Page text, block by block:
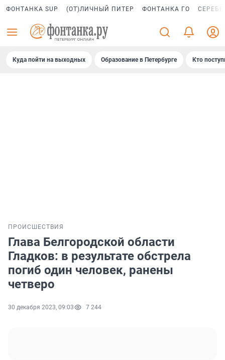
ФОНТАНКА SUP (ОТ)ЛИЧНЫЙ ПИТЕР ФОНТАНКА ГО
Куда пойти на выходных Образование в Петербурге Кто
ПРОИСШЕСТВИЯ
Глава Белгородской области
Гладков: в результате обстрела
погиб один человек, ранены
четверо
30 декабря 2023, 09:03 7 244